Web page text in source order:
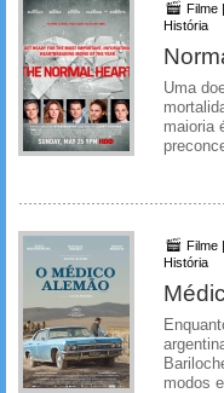
Filme
História
Uma
maioria
Filme
História
modos